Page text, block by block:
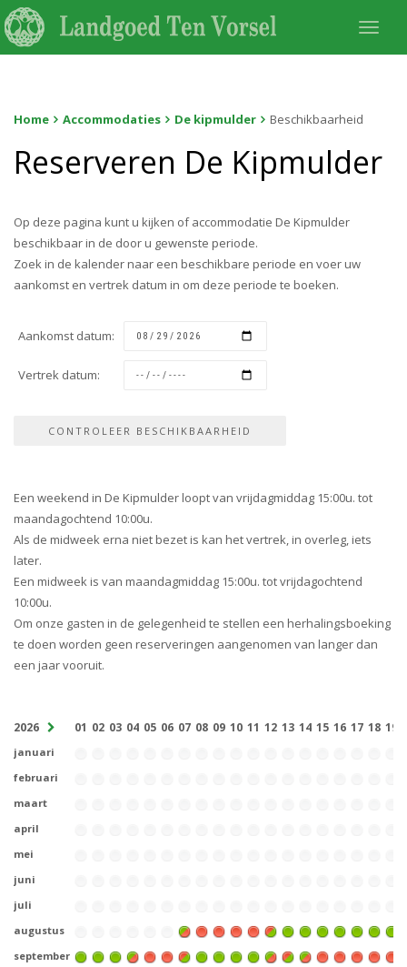
Home Accommodaties De kipmulder Beschikbaarheid
Reserveren De Kipmulder
Op deze pagina kunt u kijken of accommodatie De Kipmulder
beschikbaar in de door u gewenste periode.
Zoek in de kalender naar een beschikbare periode en voer uw
aankomst en vertrek datum in om deze periode te boeken.
Aankomst datum:
Vertrek datum:
Een weekend in De Kipmulder loopt van vrijdagmiddag 15:00u. tot
maandagochtend 10:00u.
Als de midweek erna niet bezet is kan het vertrek, in overleg, iets
later.
Een midweek is van maandagmiddag 15:00u. tot vrijdagochtend
10:00u.
Om onze gasten in de gelegenheid te stellen een herhalingsboeking
te doen worden geen reserveringen aangenomen van langer dan
een jaar vooruit.
2026 01 02 03 04 05 06 07 08 09 10 11 12 13 14 15 16 17 18 19
januari
februari
maart
april
mei
juni
juli
augustus
september